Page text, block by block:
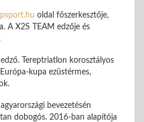
oldal főszerkesztője,
A X2S TEAM edzője és
Tereptriatlon korosztályos
kupa ezüstérmes,
bevezetésén
dobogós. 2016-ban alapítója